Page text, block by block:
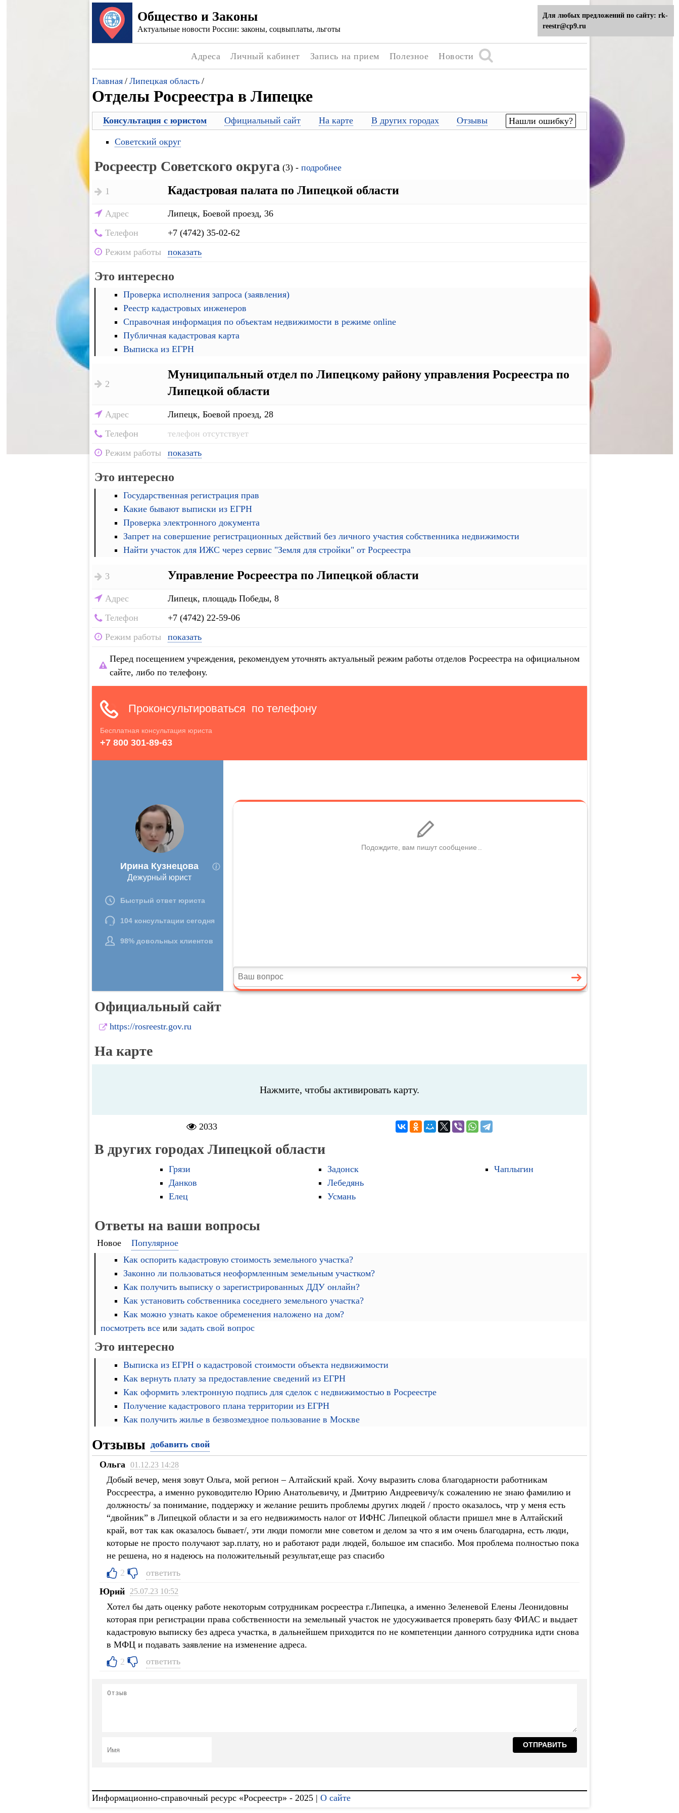
Общество и Законы
Актуальные новости России: законы, соцвыплаты, льготы
Адреса Личный кабинет Запись на прием Полезное Новости
Главная / Липецкая область /
Отделы Росреестра в Липецке
Консультация с юристом Официальный сайт На карте В других городах Отзывы Нашли ошибку?
Советский округ
Росреестр Советского округа (3) - подробнее
1 Кадастровая палата по Липецкой области
Адрес
Липецк, Боевой проезд, 36
Телефон
+7 (4742) 35-02-62
Режим работы
показать
Это интересно
Проверка исполнения запроса (заявления)
Реестр кадастровых инженеров
Справочная информация по объектам недвижимости в режиме online
Публичная кадастровая карта
Выписка из ЕГРН
2
Муниципальный отдел по Липецкому району управления Росреестра по
Липецкой области
Адрес
Липецк, Боевой проезд, 28
Телефон
телефон отсутствует
Режим работы
показать
Это интересно
Государственная регистрация прав
Какие бывают выписки из ЕГРН
Проверка электронного документа
Запрет на совершение регистрационных действий без личного участия собственника недвижимости
Найти участок для ИЖС через сервис "Земля для стройки" от Росреестра
3 Управление Росреестра по Липецкой области
Адрес
Липецк, площадь Победы, 8
Телефон
+7 (4742) 22-59-06
Режим работы
показать
Перед посещением учреждения, рекомендуем уточнять актуальный режим работы отделов Росреестра на официальном
сайте, либо по телефону.
Официальный сайт
https://rosreestr.gov.ru
На карте
Нажмите, чтобы активировать карту.
2033
В других городах Липецкой области
Грязи
Данков
Елец
Задонск
Лебедянь
Усмань
Чаплыгин
Ответы на ваши вопросы
Новое
Популярное
Как оспорить кадастровую стоимость земельного участка?
Законно ли пользоваться неоформленным земельным участком?
Как получить выписку о зарегистрированных ДДУ онлайн?
Как установить собственника соседнего земельного участка?
Как можно узнать какое обременения наложено на дом?
посмотреть все или задать свой вопрос
Это интересно
Выписка из ЕГРН о кадастровой стоимости объекта недвижимости
Как вернуть плату за предоставление сведений из ЕГРН
Как оформить электронную подпись для сделок с недвижимостью в Росреестре
Получение кадастрового плана территории из ЕГРН
Как получить жилье в безвозмездное пользование в Москве
Отзывы добавить свой
Ольга 01.12.23 14:28
Добый вечер, меня зовут Ольга, мой регион – Алтайский край. Хочу выразить слова благодарности работникам
Россреестра, а именно руководителю Юрию Анатольевичу, и Дмитрию Андреевичу/к сожалению не знаю фамилию и
должность/ за понимание, поддержку и желание решить проблемы других людей / просто оказалось, чтр у меня есть
“двойник” в Липецкой области и за его недвижимость налог от ИФНС Липецкой области пришел мне в Алтайский
край, вот так как оказалось бывает/, эти люди помогли мне советом и делом за что я им очень благодарна, есть люди,
которые не просто получают зар.плату, но и работают ради людей, большое им спасибо. Моя проблема полностью пока
не решена, но я надеюсь на положительный результат,еще раз спасибо
2
ответить
Юрий
25.07.23 10:52
Хотел бы дать оценку работе некоторым сотрудникам росреестра г.Липецка, а именно Зеленевой Елены Леонидовны
которая при регистрации права собственности на земельный участок не удосуживается проверять базу ФИАС и выдает
кадастровую выписку без адреса участка, в дальнейшем приходится по не компетенции данного сотрудника идти снова
в МФЦ и подавать заявление на изменение адреса.
2
ответить
Информационно-справочный ресурс «Росреестр» - 2025 | О сайте
Для любых предложений по сайту: rk-
reestr@cp9.ru